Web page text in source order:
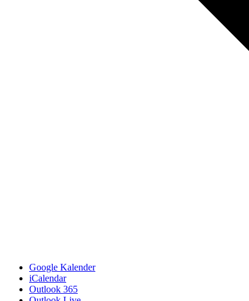
Google Kalender
iCalendar
Outlook 365